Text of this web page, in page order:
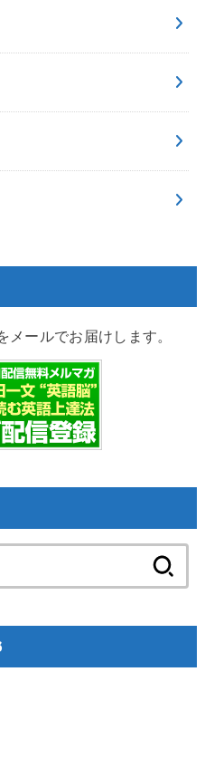
ールでお届けします。
索: